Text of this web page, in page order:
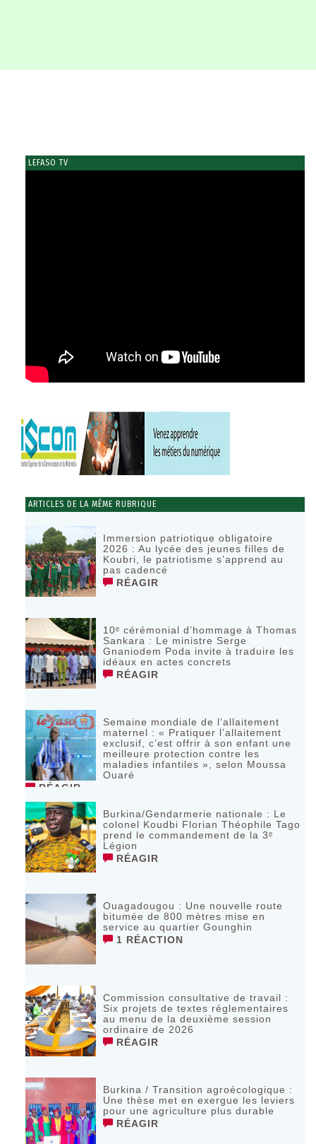
LEFASO TV
ARTICLES DE LA MÊME RUBRIQUE
Immersion patriotique obligatoire
2026 : Au lycée des jeunes filles de
Koubri, le patriotisme s’apprend au
pas cadencé
RÉAGIR
10ᵉ cérémonial d’hommage à Thomas
Sankara : Le ministre Serge
Gnaniodem Poda invite à traduire les
idéaux en actes concrets
RÉAGIR
Semaine mondiale de l’allaitement
maternel : « Pratiquer l’allaitement
exclusif, c’est offrir à son enfant une
meilleure protection contre les
maladies infantiles », selon Moussa
Ouaré
RÉAGIR
Burkina/Gendarmerie nationale : Le
colonel Koudbi Florian Théophile Tago
prend le commandement de la 3ᵉ
Légion
RÉAGIR
Ouagadougou : Une nouvelle route
bitumée de 800 mètres mise en
service au quartier Gounghin
1 RÉACTION
Commission consultative de travail :
Six projets de textes réglementaires
au menu de la deuxième session
ordinaire de 2026
RÉAGIR
Burkina / Transition agroécologique :
Une thèse met en exergue les leviers
pour une agriculture plus durable
RÉAGIR